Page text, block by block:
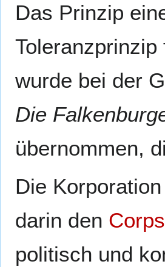
Das Prinzip
wurde bei der
Die
übernommen,
Die
darin den Corps
politisch und